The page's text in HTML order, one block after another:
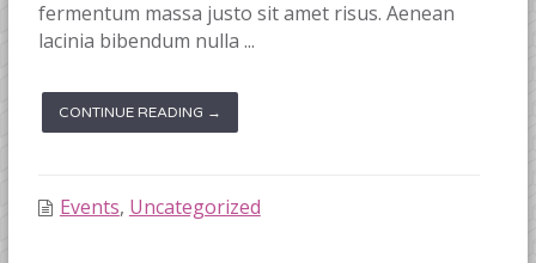
fermentum massa justo sit amet risus. Aenean
lacinia bibendum nulla ...
CONTINUE READING →
Events, Uncategorized